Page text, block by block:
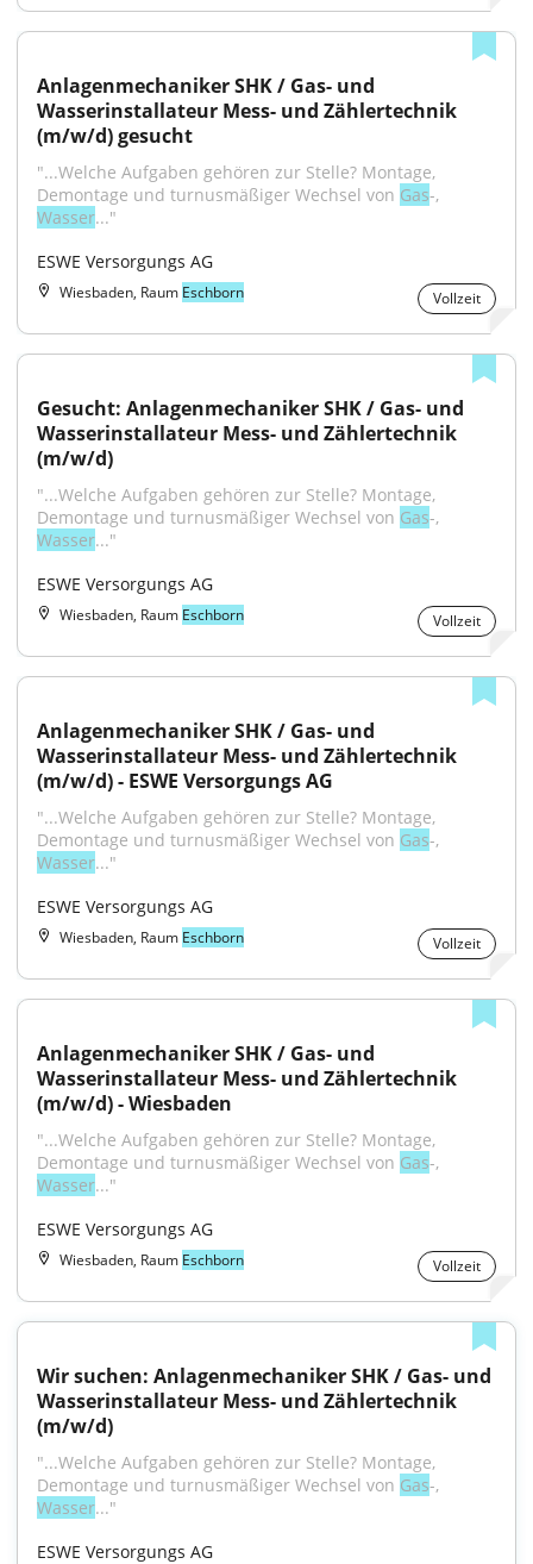
Anlagenmechaniker SHK / Gas- und
Wasserinstallateur Mess- und Zählertechnik
(m/w/d) gesucht
"...Welche Aufgaben gehören zur Stelle? Montage,
Demontage und turnusmäßiger Wechsel von Gas
Wasser..."
ESWE Versorgungs AG
Wiesbaden, Raum Eschborn Vollzeit
Gesucht: Anlagenmechaniker SHK / Gas- und
Wasserinstallateur Mess- und Zählertechnik
(m/w/d)
"...Welche Aufgaben gehören zur Stelle? Montage,
Demontage und turnusmäßiger Wechsel von Gas
Wasser..."
ESWE Versorgungs AG
Wiesbaden, Raum Eschborn Vollzeit
Anlagenmechaniker SHK / Gas- und
Wasserinstallateur Mess- und Zählertechnik
(m/w/d) - ESWE Versorgungs AG
"...Welche Aufgaben gehören zur Stelle? Montage,
Demontage und turnusmäßiger Wechsel von Gas
Wasser..."
ESWE Versorgungs AG
Wiesbaden, Raum Eschborn Vollzeit
Anlagenmechaniker SHK / Gas- und
Wasserinstallateur Mess- und Zählertechnik
(m/w/d) - Wiesbaden
"...Welche Aufgaben gehören zur Stelle? Montage,
Demontage und turnusmäßiger Wechsel von Gas
Wasser..."
ESWE Versorgungs AG
Wiesbaden, Raum Eschborn Vollzeit
Wir suchen: Anlagenmechaniker SHK / Gas- und
Wasserinstallateur Mess- und Zählertechnik
(m/w/d)
"...Welche Aufgaben gehören zur Stelle? Montage,
Demontage und turnusmäßiger Wechsel von Gas
Wasser..."
ESWE Versorgungs AG